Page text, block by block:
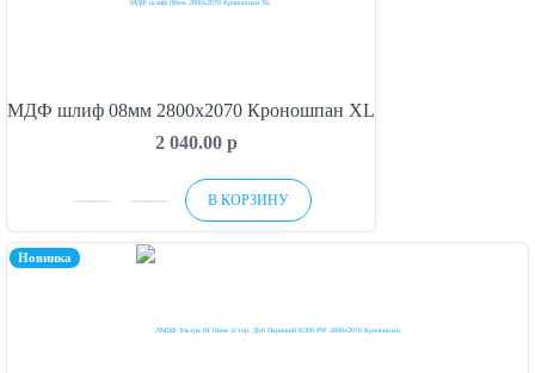
МДФ шлиф 08мм 2800х2070 Кроношпан XL
2 040.00 p
В КОРЗИНУ
Новинка